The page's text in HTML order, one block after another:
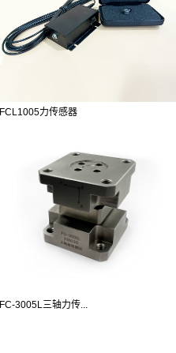
FCL1005力传感器
FC-3005L三轴力传...